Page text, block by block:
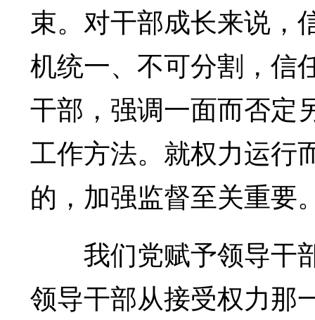
束。对干部成长来说，
机统一、不可分割，信
干部，强调一面而否定
工作方法。就权力运行
的，加强监督至关重要
我们党赋予领导干
领导干部从接受权力那